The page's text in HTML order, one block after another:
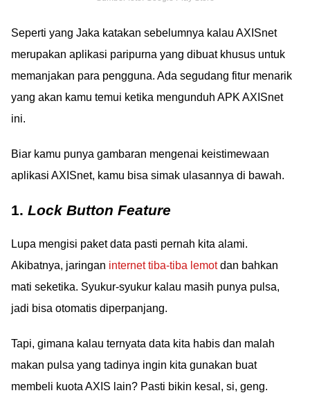
Seperti yang Jaka katakan sebelumnya kalau AXISnet
merupakan aplikasi paripurna yang dibuat khusus untuk
memanjakan para pengguna. Ada segudang fitur menarik
yang akan kamu temui ketika mengunduh APK AXISnet
ini.
Biar kamu punya gambaran mengenai keistimewaan
aplikasi AXISnet, kamu bisa simak ulasannya di bawah.
1. Lock Button Feature
Lupa mengisi paket data pasti pernah kita alami.
Akibatnya, jaringan internet tiba-tiba lemotdan bahkan
mati seketika. Syukur-syukur kalau masih punya pulsa,
jadi bisa otomatis diperpanjang.
Tapi, gimana kalau ternyata data kita habis dan malah
makan pulsa yang tadinya ingin kita gunakan buat
membeli kuota AXIS lain? Pasti bikin kesal, si, geng.